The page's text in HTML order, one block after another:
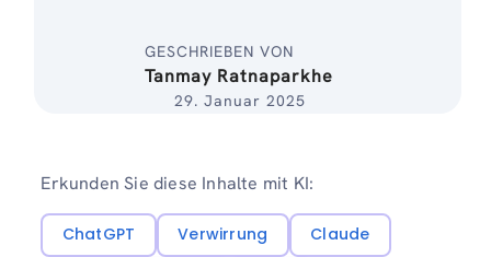
GESCHRIEBEN VON
Tanmay Ratnaparkhe
29. Januar 2025
Erkunden Sie diese Inhalte mit KI:
ChatGPT Verwirrung
Claude